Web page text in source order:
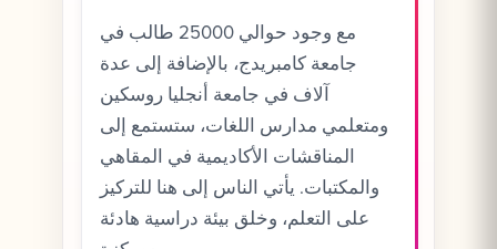
مع وجود حوالي 25000 طالب في
جامعة كامبريدج، بالإضافة إلى عدة
آلاف في جامعة أنجليا روسكين
ومتعلمي مدارس اللغات، ستستمع إلى
المناقشات الأكاديمية في المقاهي
والمكتبات. يأتي الناس إلى هنا للتركيز
على التعلم، وخلق بيئة دراسية هادئة